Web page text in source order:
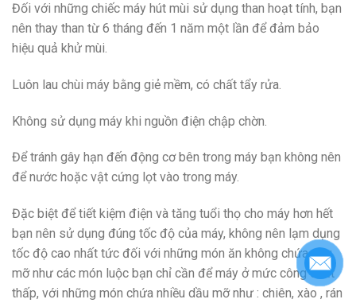
Đối với những chiếc máy hút mùi sử dụng than hoạt tính, bạn
nên thay than từ 6 tháng đến 1 năm một lần để đảm bảo
hiệu quả khử mùi.
Luôn lau chùi máy bằng giẻ mềm, có chất tẩy rửa.
Không sử dụng máy khi nguồn điện chập chờn.
Để tránh gây hạn đến động cơ bên trong máy bạn không nên
để nước hoặc vật cứng lọt vào trong máy.
Đặc biệt để tiết kiệm điện và tăng tuổi thọ cho máy hơn hết
bạn nên sử dụng đúng tốc độ của máy, không nên lạm dụng
tốc độ cao nhất tức đối với những món ăn không chứa dầu
mỡ như các món luộc bạn chỉ cần để máy ở mức công suất
thấp, với những món chứa nhiều dầu mỡ như : chiên, xào , rán